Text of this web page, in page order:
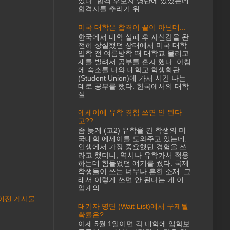
전 게시물
합격자를 추리기 위...
미국 대학은 합격이 끝이 아닌데...
한국에서 대학 실패 후 자신감을 완
전히 상실했던 상태에서 미국 대학
입학 전 여름방학 때 대학교 물리교
재를 빌려서 공부를 혼자 했다. 아침
에 숙소를 나와 대학교 학생회관
(Student Union)에 가서 시간 나는
데로 공부를 했다. 한국에서의 대학
실...
에세이에 유학 경험 쓰면 안 된다
고??
좀 늦게 (고2) 유학을 간 학생의 미
국대학 에세이를 도와주고 있는데,
인생에서 가장 중요했던 경험을 쓰
라고 했더니, 역시나 유학가서 적응
하는데 힘들었던 얘기를 썼다. 국제
학생들이 쓰는 너무나 흔한 소재. 그
래서 이렇게 쓰면 안 된다는 게 이
업계의 ...
대기자 명단 (Wait List)에서 구제될
확률은?
이제 5월 1일이면 각 대학에 입학보